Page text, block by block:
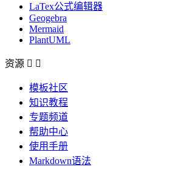
LaTex公式编辑器
Geogebra
Mermaid
PlantUML
资源  
模板社区
知识教程
专题频道
帮助中心
使用手册
Markdown语法